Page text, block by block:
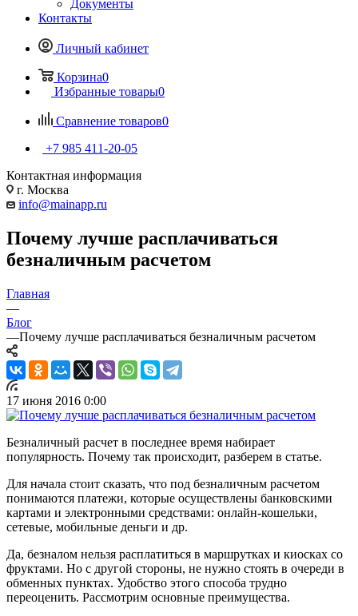
Документы
Контакты
Личный кабинет
Корзина0
Избранные товары0
Сравнение товаров0
+7 985 411-20-05
Контактная информация
г. Москва
info@mainapp.ru
Почему лучше расплачиваться
безналичным расчетом
Главная
—
Блог
—Почему лучше расплачиваться безналичным расчетом
17 июня 2016 0:00
Безналичный расчет в последнее время набирает
популярность. Почему так происходит, разберем в статье.
Для начала стоит сказать, что под безналичным расчетом
понимаются платежи, которые осуществлены банковскими
картами и электронными средствами: онлайн-кошельки,
сетевые, мобильные деньги и др.
Да, безналом нельзя расплатиться в маршрутках и киосках со
фруктами. Но с другой стороны, не нужно стоять в очереди в
обменных пунктах. Удобство этого способа трудно
переоценить. Рассмотрим основные преимущества.